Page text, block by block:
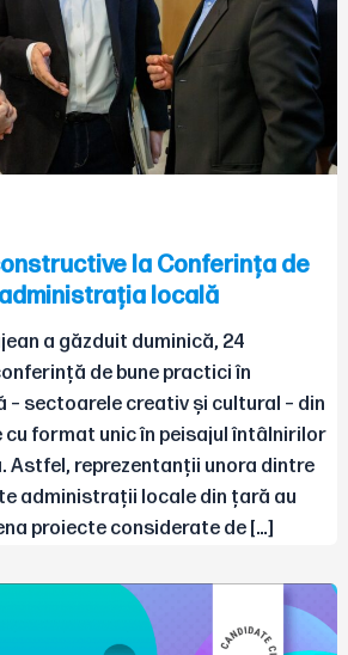
la Conferința de
locală
a găzduit duminică, 24
de bune practici în
sectoarele creativ și cultural – din
cu format unic în peisajul întâlnirilor
Astfel, reprezentanții unora dintre
administrații locale din țară au
proiecte considerate de […]